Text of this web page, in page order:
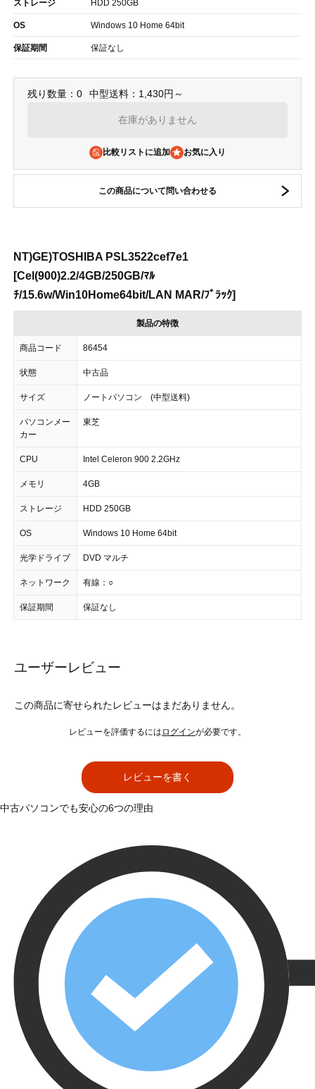
ストレージ HDD 250GB
OS Windows 10 Home 64bit
保証期間 保証なし
残り数量：0 中型送料：1,430円～
在庫がありません
比較リストに追加
この商品について問い合わせる
NT)GE)TOSHIBA PSL3522cef7e1
[Cel(900)2.2/4GB/250GB/ﾏﾙ
ﾁ/15.6w/Win10Home64bit/LAN MAR/ﾌﾞﾗｯｸ]
製品の特徴
商品コード 86454
状態 中古品
サイズ ノートパソコン (中型送料)
パソコンメー
カー
東芝
CPU Intel Celeron 900 2.2GHz
メモリ 4GB
ストレージ HDD 250GB
OS Windows 10 Home 64bit
光学ドライブ DVD マルチ
ネットワーク 有線：○
保証期間 保証なし
ユーザーレビュー
この商品に寄せられたレビューはまだありません。
レビューを評価するには ログインが必要です。
レビューを書く
中古パソコンでも安心の6つの理由